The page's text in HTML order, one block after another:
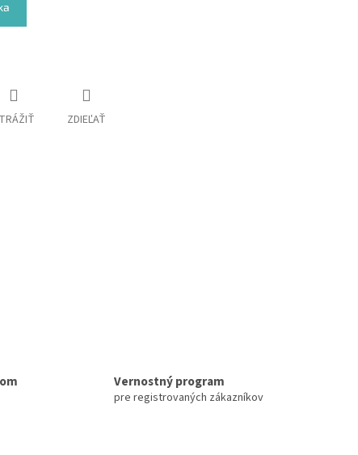
ZDIEĽAŤ
Vernostný program
pre registrovaných zákazníkov